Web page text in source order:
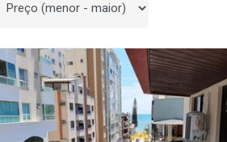
Ordenar por